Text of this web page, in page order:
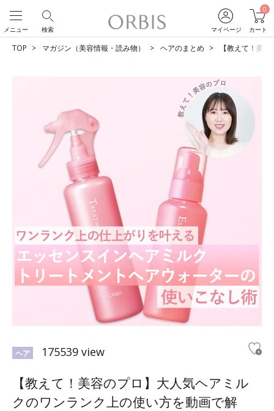
マイページ
0
カート
検索
メニュー
TOP マガジン（美容情報・読み物） ヘアのまとめ 【教えて！美
ヘア 175539 view
【教えて！美容のプロ】大人気ヘアミル
クのワンランク上の使い方を動画で解